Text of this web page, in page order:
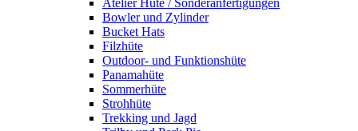
Atelier Hüte / Sonderanfertigungen
Bowler und Zylinder
Bucket Hats
Filzhüte
Outdoor- und Funktionshüte
Panamahüte
Sommerhüte
Strohhüte
Trekking und Jagd